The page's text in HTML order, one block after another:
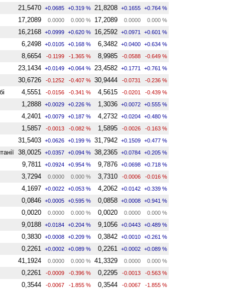
21,5470 +0.0685 +0.319 % 21,8208 +0.1655 +0.764 %
17,2089 0.0000 0.000 % 17,2089 0.0000 0.000 %
16,2168 +0.0999 +0.620 % 16,2592 +0.0971 +0.601 %
6,2498 +0.0105 +0.168 % 6,3482 +0.0400 +0.634 %
8,6654 -0.1199 -1.365 % 8,9985 -0.0588 -0.649 %
23,1434 +0.0149 +0.064 % 23,4582 +0.1771 +0.761 %
30,6726 -0.1252 -0.407 % 30,9444 -0.0731 -0.236 %
4,5551 -0.0156 -0.341 % 4,5615 -0.0201 -0.439 %
1,2888 +0.0029 +0.226 % 1,3036 +0.0072 +0.555 %
4,2401 +0.0079 +0.187 % 4,2732 +0.0204 +0.480 %
1,5857 -0.0013 -0.082 % 1,5895 -0.0026 -0.163 %
31,5403 +0.0626 +0.199 % 31,7942 +0.1509 +0.477 %
38,0025 +0.0357 +0.094 % 38,2365 +0.0784 +0.205 %
9,7811 +0.0924 +0.954 % 9,7876 +0.0698 +0.718 %
3,7294 0.0000 0.000 % 3,7310 -0.0006 -0.016 %
4,1697 +0.0022 +0.053 % 4,2062 +0.0142 +0.339 %
0,0846 +0.0005 +0.595 % 0,0858 +0.0008 +0.941 %
0,0020 0.0000 0.000 % 0,0020 0.0000 0.000 %
9,0188 +0.0184 +0.204 % 9,1056 +0.0443 +0.489 %
0,3830 +0.0008 +0.209 % 0,3842 +0.0010 +0.261 %
0,2261 +0.0002 +0.089 % 0,2261 +0.0002 +0.089 %
41,1924 0.0000 0.000 % 41,3329 0.0000 0.000 %
0,2261 -0.0009 -0.396 % 0,2295 -0.0013 -0.563 %
0,3544 -0.0067 -1.855 % 0,3544 -0.0067 -1.855 %